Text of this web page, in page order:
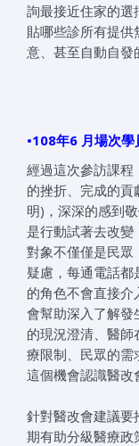
詢最接近住家的選
貼哪些診所有提
意、甚至自動自發
•108年6 月場次學
經過這次參訪課程
的挫折、完成的
明)，深深的感到
是行動試著去改
對象不僅僅是民眾
疑慮，每通電話
的角色不會直接
會幫助深入了解發
的現況澄清、醫
療限制、民眾的需
這個機會認識醫改
針對醫改會建議要
期有助分級醫療政